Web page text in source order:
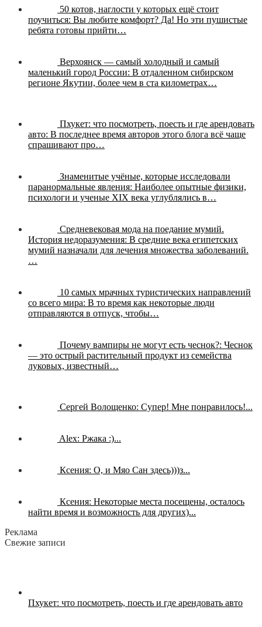
50 котов, наглости у которых ещё стоит
поучиться: Вы любите комфорт? Да! Но эти пушистые
ребята готовы прийти…
Верхоянск — самый холодный и самый
маленький город России: В отдаленном сибирском
регионе Якутии, более чем в ста километрах…
Пхукет: что посмотреть, поесть и где арендовать
авто: В последнее время авторов этого блога всё чаще
спрашивают про…
Знаменитые учёные, которые исследовали
паранормальные явления: Наиболее опытные физики,
психологи и ученые XIX века углублялись в…
Средневековая мода на поедание мумий.
История недоразумения: В средние века египетских
мумий назначали для лечения множества заболеваний.
…
10 самых мрачных туристических направлений
со всего мира: В то время как некоторые люди
отправляются в отпуск, чтобы…
Почему вампиры не могут есть чеснок?: Чеснок
— это острый растительный продукт из семейства
луковых, известный…
Сергей Волощенко: Супер! Мне понравилось!...
Alex: Ржака :)...
Ксения: О, и Мяо Сан здесь)))з...
Ксения: Некоторые места посещены, осталось
найти время и возможность для других)...
Реклама
Свежие записи
Пхукет: что посмотреть, поесть и где арендовать авто